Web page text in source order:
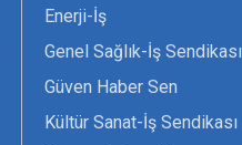
Enerji-İş
Genel Sağlık-İş Sendikası
Güven Haber Sen
Kültür Sanat-İş Sendikası